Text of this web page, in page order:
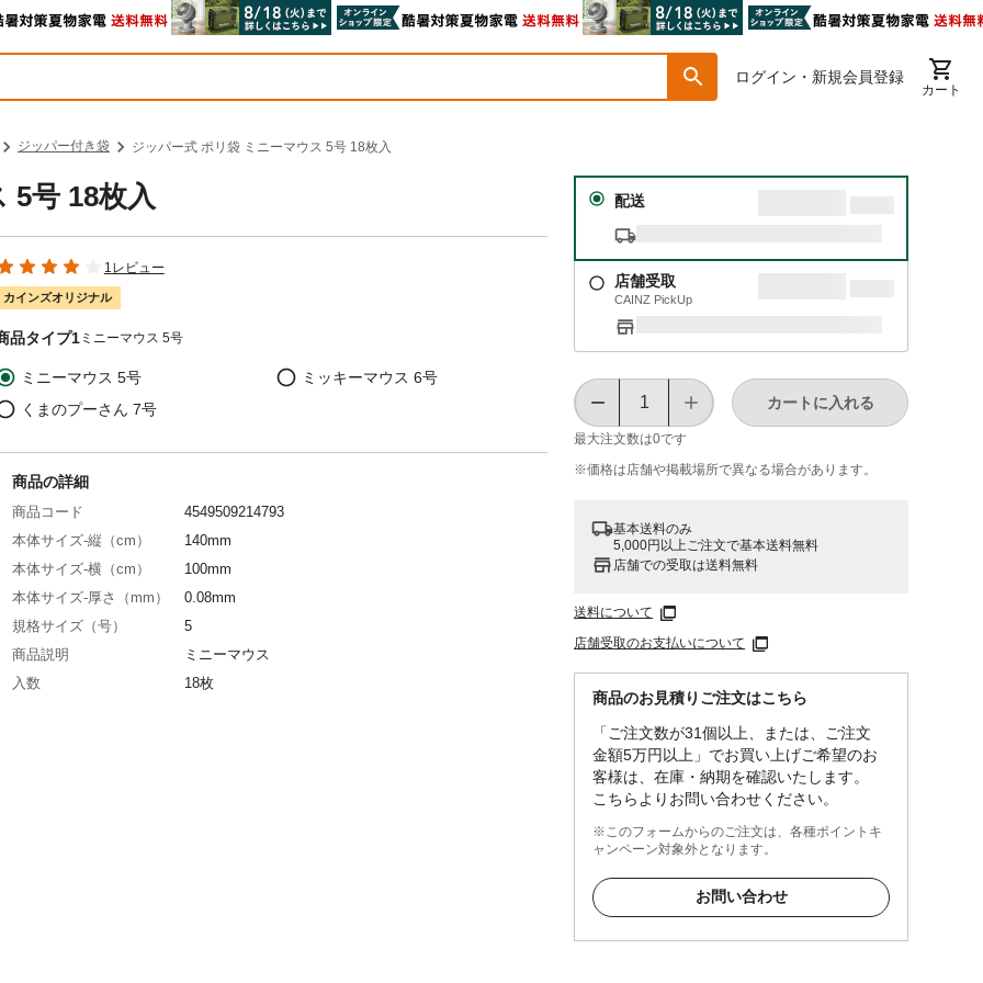
ログイン・新規会員登録
カート
ジッパー付き袋 ジッパー式 ポリ袋 ミニーマウス 5号 18枚入
5号 18枚入
1レビュー
カインズオリジナル
品タイプ1ミニーマウス 5号
ミニーマウス 5号
ミッキーマウス 6号
くまのプーさん 7号
配送
店舗受取
CAINZ PickUp
最大注文数は0です
カートに入れる
※価格は​店舗や​掲載場所で​異なる​場合が​あります。
基本送料のみ
5,000円以上ご注文で基本送料無料
店舗での受取は送料無料
送料について
店舗受取のお支払いについて
商品のお見積りご注文はこちら
「ご注文数が31個以上、または、ご注文
金額5万円以上」でお買い上げご希望のお
客様は、在庫・納期を確認いたします。
こちらよりお問い合わせください。
※このフォームからのご注文は、各種ポイントキ
ャンペーン対象外となります。
お問い合わせ
商品の詳細
商品コード
4549509214793
本体サイズ-縦（cm）
140mm
本体サイズ-横（cm）
100mm
本体サイズ-厚さ（mm）
0.08mm
規格サイズ（号）
5
商品説明
ミニーマウス
入数
18枚